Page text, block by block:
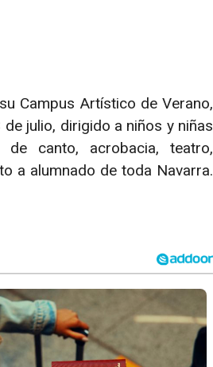
Campus Artístico de Verano,
julio, dirigido a niños y niñas
canto, acrobacia, teatro,
a alumnado de toda Navarra.